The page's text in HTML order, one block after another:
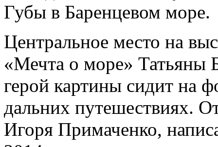
Губы в Баренцевом море.
Центральное место на
«Мечта о море» Татьяны
герой картины сидит на
дальних путешествиях.
Игоря Примаченко,